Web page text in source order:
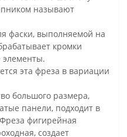
называют
фаски, выполняемой на
кромки
эта фреза в вариации
большого размера,
панели, подходит в
фигирейная
создает